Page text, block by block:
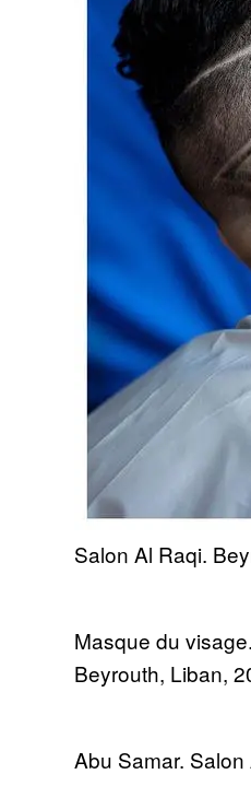
Salon Al Raqi.
Masque du
Beyrouth, Liban,
Abu Samar. Salon